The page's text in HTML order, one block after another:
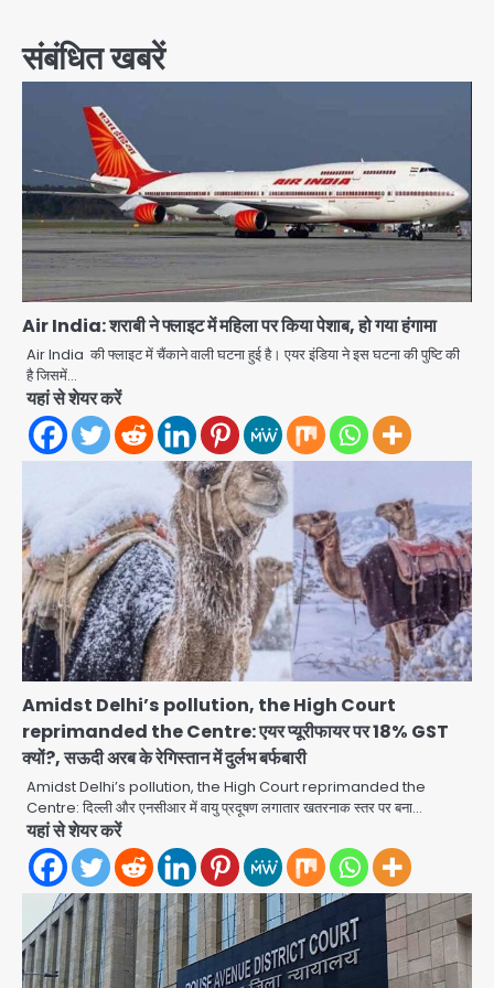
संबंधित खबरें
Air India: शराबी ने फ्लाइट में महिला पर किया पेशाब, हो गया हंगामा
Air India की फ्लाइट में चैंकाने वाली घटना हुई है। एयर इंडिया ने इस घटना की पुष्टि की
है जिसमें…
यहां से शेयर करें
Amidst Delhi’s pollution, the High Court
reprimanded the Centre: एयर प्यूरीफायर पर 18% GST
क्यों?, सऊदी अरब के रेगिस्तान में दुर्लभ बर्फबारी
Amidst Delhi’s pollution, the High Court reprimanded the
Centre: दिल्ली और एनसीआर में वायु प्रदूषण लगातार खतरनाक स्तर पर बना…
यहां से शेयर करें
2
Noida road repair delays: नोएडा
उखड़ी: प्राधिकरण के सौंदर्यीकरण बनाम आम
आदमी की परेशानी
jai hind janab
Noida Authority: जांच के घेरे में प्लानिंग
विभाग, GM मीना भार्गव पर उठ रहे सवाल,
कार्रवाई में देरी पर भी चर्चा तेज